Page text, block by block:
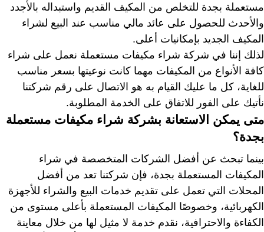
مستعملة بجدة للتخلص من المكيف القديم واستبداله بالأجدد
والأحدث للحصول على عائد مالي مناسب عند البيع لشراء
المكيف الجديد بإمكانيات أعلى.
لذلك إننا في شركة شراء مكيفات مستعملة نعمل على شراء
كافة الأنواع من المكيفات مهما كانت نوعيتها بسعر مناسب
للغاية، كل ما عليك القيام به هو الاتصال على رقم شركتنا
نأتيك على الفور للاتفاق على الخدمة المطلوبة.
متى يمكن الاستعانة بشركة شراء مكيفات مستعملة
بجدة؟
بينما تبحث عن أفضل الشركات المتخصصة في شراء
المكيفات المستعملة بجدة، فإن شركتنا تعد من أفضل
المحلات التي تعمل على تقديم خدمات البيع والشراء للأجهزة
الكهربائية، وخصوصًا المكيفات المستعملة بأعلى مستوى من
الكفاءة والاحترافية، نقدم خدمة لا مثيل لها من خلال معاينة